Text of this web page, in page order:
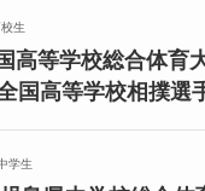
生
高等学校総合体育
国高等学校相撲
学生